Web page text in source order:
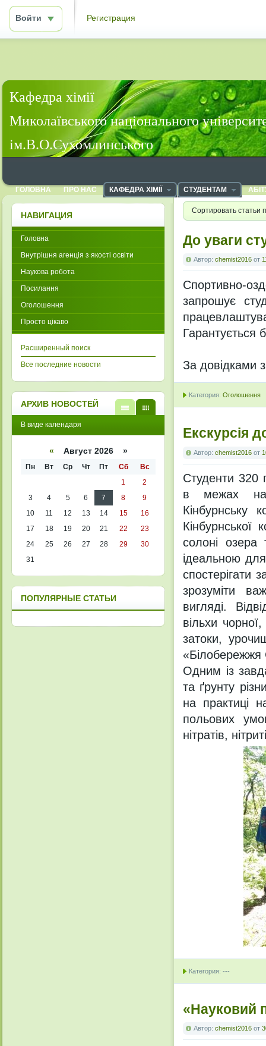
Войти Регистрация
Кафедра хімії
Миколаївського національного
ім.В.О.Сухомлинського
ГОЛОВНА ПРО НАС КАФЕДРА ХІМІЇ СТУДЕНТАМ
Сортировать статьи
До уваги
Автор: chemist2016 от
Спортивно-
запрошує
Гарантується
За довідками
Категория: Оголошення
Екскурсія
Автор: chemist2016 от
Студенти 320
в межах
Кінбурнську
Кінбурнської
солоні озера
ідеальною
спостерігати
зрозуміти
вигляді.
вільхи
затоки,
Одним із
та ґрунту
на практиці
польових
нітратів,
Категория: ---
«Науковий
Автор: chemist2016 от
НАВИГАЦИЯ
Головна
Внутрішня агенція з якості освіти
Наукова робота
Посилання
Оголошення
Просто цікаво
Расширенный поиск
Все последние новости
АРХИВ НОВОСТЕЙ
кален
списк
В виде календаря
« Август 2026 »
Пн Вт Ср Чт Пт Сб
Вс
1
2
3
4 5 6 7 8
9
10
11 12 13 14 15
16
17
18 19 20 21 22
23
24
25 26 27 28 29
30
31
ПОПУЛЯРНЫЕ СТАТЬИ